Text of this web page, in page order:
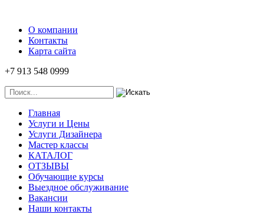
О компании
Контакты
Карта сайта
+7 913 548 0999
Главная
Услуги и Цены
Услуги Дизайнера
Мастер классы
КАТАЛОГ
ОТЗЫВЫ
Обучающие курсы
Выездное обслуживание
Вакансии
Наши контакты